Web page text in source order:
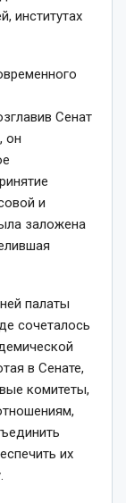
институтах
Сенат
он
и
заложена
палаты
сочеталось
в Сенате,
комитеты,
их